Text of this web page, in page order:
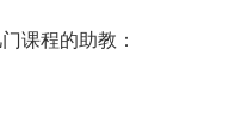
课程的助教：